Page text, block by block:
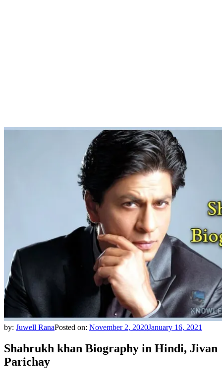
by: Juwell RanaPosted on: November 2, 2020January 16, 2021
Shahrukh khan Biography in Hindi, Jivan
Parichay